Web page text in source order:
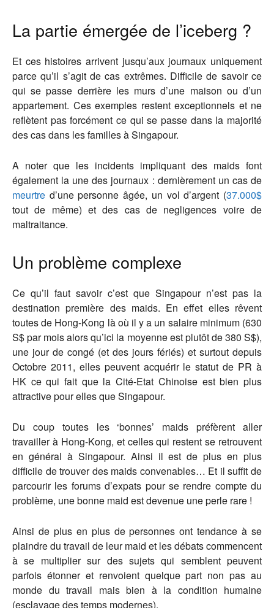
La partie émergée de l’iceberg ?
Et ces histoires arrivent jusqu’aux journaux uniquement
parce qu’il s’agit de cas extrêmes. Difficile de savoir ce
qui se passe derrière les murs d’une maison ou d’un
appartement. Ces exemples restent exceptionnels et ne
reflètent pas forcément ce qui se passe dans la majorité
des cas dans les familles à Singapour.
A noter que les incidents impliquant des maids font
également la une des journaux : dernièrement un cas de
meurtre d’une personne âgée, un vol d’argent (37.000$
tout de même) et des cas de negligences voire de
maltraitance.
Un problème complexe
Ce qu’il faut savoir c’est que Singapour n’est pas la
destination première des maids. En effet elles rêvent
toutes de Hong-Kong là où il y a un salaire minimum (630
S$ par mois alors qu’ici la moyenne est plutôt de 380 S$),
une jour de congé (et des jours fériés) et surtout depuis
Octobre 2011, elles peuvent acquérir le statut de PR à
HK ce qui fait que la Cité-Etat Chinoise est bien plus
attractive pour elles que Singapour.
Du coup toutes les ‘bonnes’ maids préfèrent aller
travailler à Hong-Kong, et celles qui restent se retrouvent
en général à Singapour. Ainsi il est de plus en plus
difficile de trouver des maids convenables… Et il suffit de
parcourir les forums d’expats pour se rendre compte du
problème, une bonne maid est devenue une perle rare !
Ainsi de plus en plus de personnes ont tendance à se
plaindre du travail de leur maid et les débats commencent
à se multiplier sur des sujets qui semblent peuvent
parfois étonner et renvoient quelque part non pas au
monde du travail mais bien à la condition humaine
(esclavage des temps modernes).